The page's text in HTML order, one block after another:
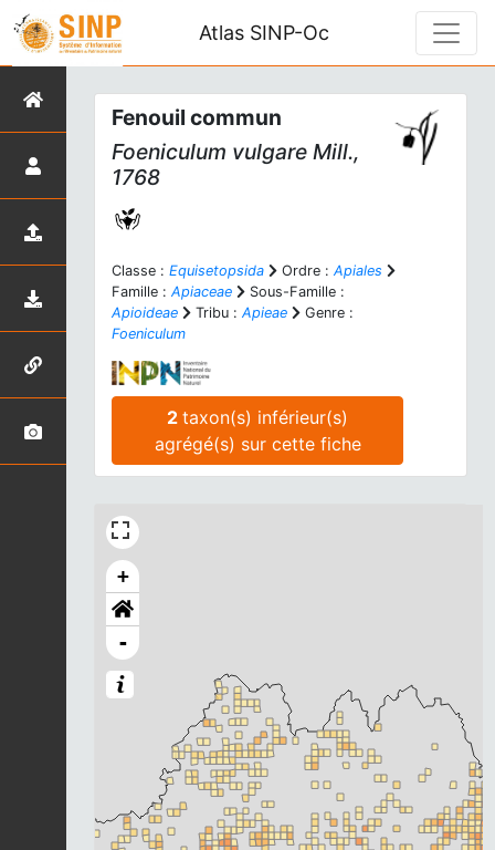
Atlas SINP-Oc
Fenouil commun
Foeniculum vulgare Mill.,
1768
Classe : Equisetopsida Ordre : Apiales
Famille : Apiaceae
Sous-Famille :
Apioideae
Tribu : Apieae
Genre :
Foeniculum
2taxon(s) inférieur(s)
agrégé(s) sur cette fiche
+
-